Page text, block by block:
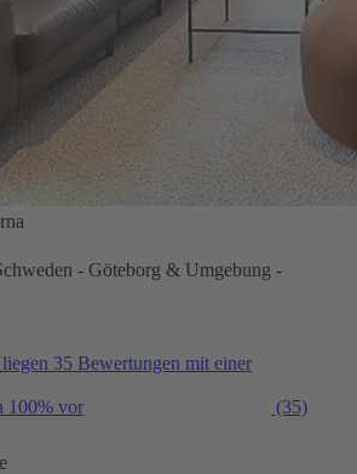
- Göteborg & Umgebung -
35 Bewertungen mit einer
100% vor
(35)